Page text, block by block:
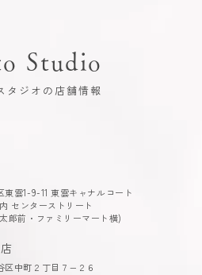
Studio
タジオの店舗情報
東雲1-9-11 東雲キャナルコート
センターストリート
郎前・ファミリーマート横)
区中町２丁目７−２６